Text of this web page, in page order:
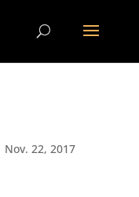
Nov. 22, 2017